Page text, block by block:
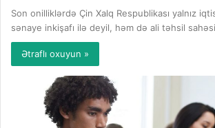
Son onilliklərdə Çin Xalq Respublikası yalnız
sənaye inkişafı ilə deyil, həm də ali təhsil
Ətraflı oxuyun »